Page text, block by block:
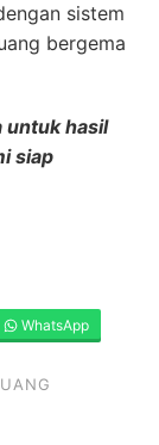
sistem
bergema
untuk hasil
siap
WhatsApp